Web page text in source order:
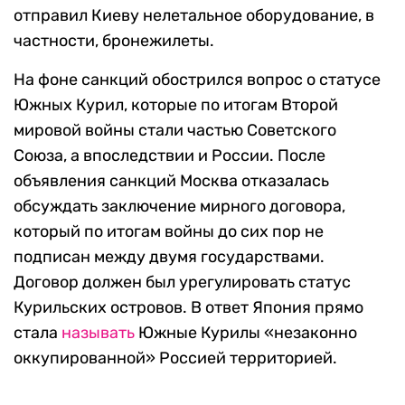
отправил Киеву нелетальное оборудование, в
частности, бронежилеты.
На фоне санкций обострился вопрос о статусе
Южных Курил, которые по итогам Второй
мировой войны стали частью Советского
Союза, а впоследствии и России. После
объявления санкций Москва отказалась
обсуждать заключение мирного договора,
который по итогам войны до сих пор не
подписан между двумя государствами.
Договор должен был урегулировать статус
Курильских островов. В ответ Япония прямо
стала называть Южные Курилы «незаконно
оккупированной» Россией территорией.